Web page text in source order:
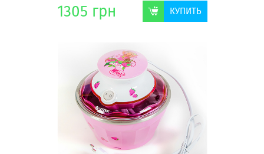
1305 грн КУПИТЬ